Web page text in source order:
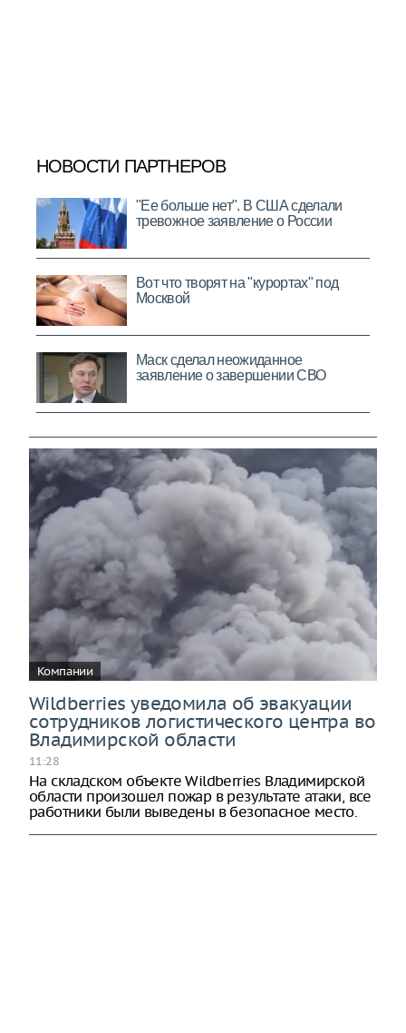
Компании
Wildberries уведомила об эвакуации
сотрудников логистического центра во
Владимирской области
11:28
На складском объекте Wildberries Владимирской
области произошел пожар в результате атаки, все
работники были выведены в безопасное место.